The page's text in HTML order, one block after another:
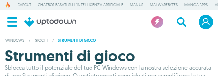
CAPCUT CHATBOT BASATI SULL'INTELLIGENZA ARTIFICIALE MANUS MALWAREBYTES MANGA APPS
WINDOWS / GIOCHI / STRUMENTI DI GIOCO
Strumenti di gioco
Sblocca tutto il potenziale del tuo PC Windows con la nostra selezione accurata